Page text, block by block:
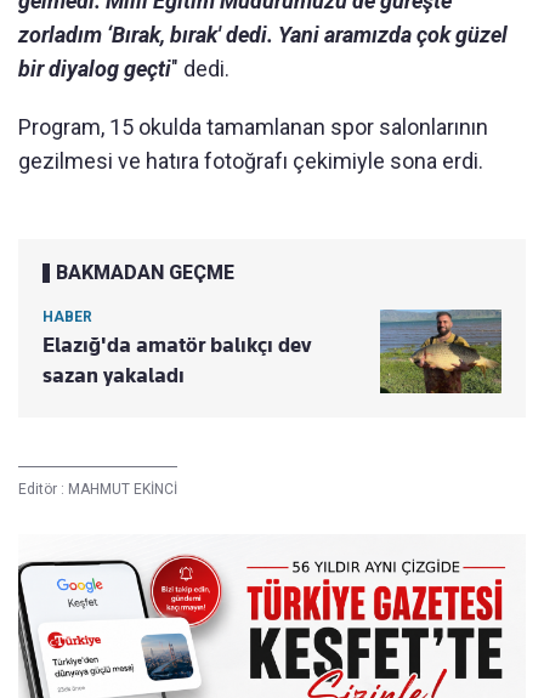
zorladım ‘Bırak, bırak' dedi. Yani aramızda çok güzel
bir diyalog geçti" dedi.
Program, 15 okulda tamamlanan spor salonlarının
gezilmesi ve hatıra fotoğrafı çekimiyle sona erdi.
BAKMADAN GEÇME
HABER
Elazığ'da amatör balıkçı dev
sazan yakaladı
Editör : MAHMUT EKİNCİ